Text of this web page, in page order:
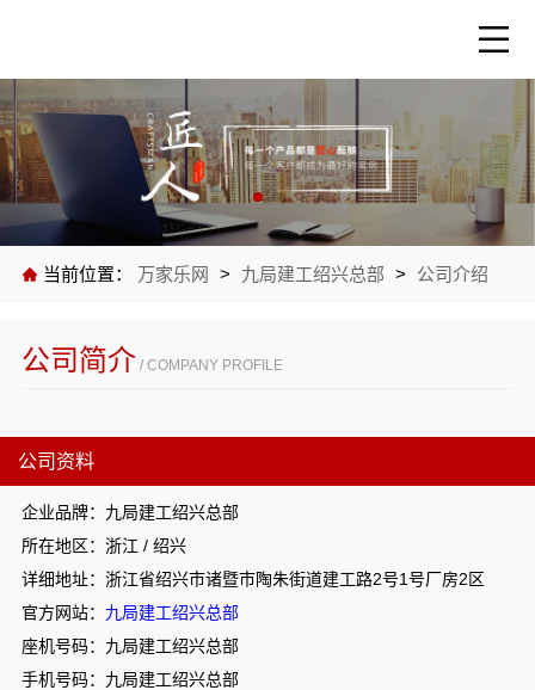
当前位置： 万家乐网 > 九局建工绍兴总部 > 公司介绍
公司简介 / COMPANY PROFILE
公司资料
企业品牌：九局建工绍兴总部
所在地区：浙江 / 绍兴
详细地址：浙江省绍兴市诸暨市陶朱街道建工路2号1号厂房2区
官方网站： 九局建工绍兴总部
座机号码：九局建工绍兴总部
手机号码：九局建工绍兴总部